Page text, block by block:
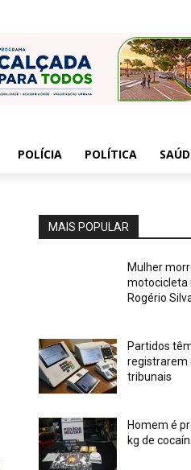
POLÍCIA POLÍTICA
MAIS POPULAR
Mulher
motocicleta
Rogério
Partidos
registrarem
tribunais
Homem é
kg de